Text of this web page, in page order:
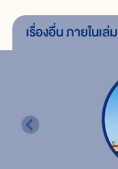
เรื่องอื่นภายในเล่ม